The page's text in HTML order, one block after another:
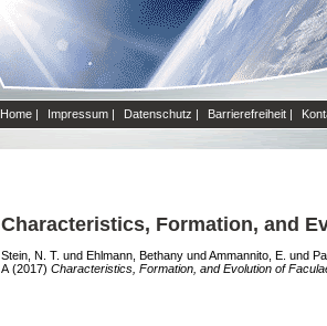
Home | Impressum | Datenschutz | Barrierefreiheit |
Characteristics, Formation, and
Stein, N. T. und Ehlmann, Bethany undAmmannito, E. und
A (2017) Characteristics, Formation, and Evolution of